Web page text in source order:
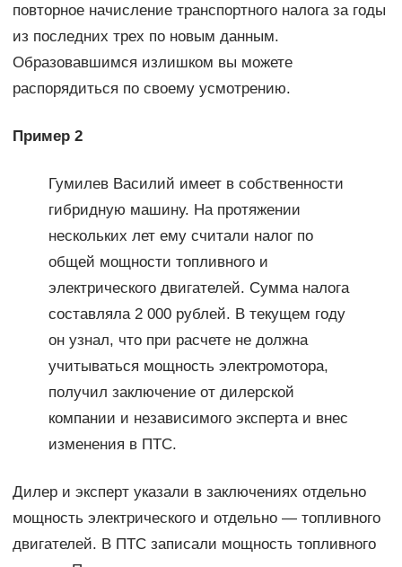
повторное начисление транспортного налога за годы
из последних трех по новым данным.
Образовавшимся излишком вы можете
распорядиться по своему усмотрению.
Пример 2
Гумилев Василий имеет в собственности
гибридную машину. На протяжении
нескольких лет ему считали налог по
общей мощности топливного и
электрического двигателей. Сумма налога
составляла 2 000 рублей. В текущем году
он узнал, что при расчете не должна
учитываться мощность электромотора,
получил заключение от дилерской
компании и независимого эксперта и внес
изменения в ПТС.
Дилер и эксперт указали в заключениях отдельно
мощность электрического и отдельно — топливного
двигателей. В ПТС записали мощность топливного